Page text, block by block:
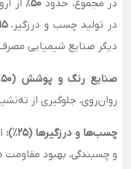
در مجموع، حدود ۵۰٪ از اروزیل ۲۰۰ در
در تولید چسب و درزگیر،
دیگر صنایع شیمیایی
صنایع رنگ و پوشش (۵۰٪):
روان‌روی، جلوگیری از
چسب‌ها و درزگیرها (۲۵٪):
و چسبندگی، بهبود مقاومت